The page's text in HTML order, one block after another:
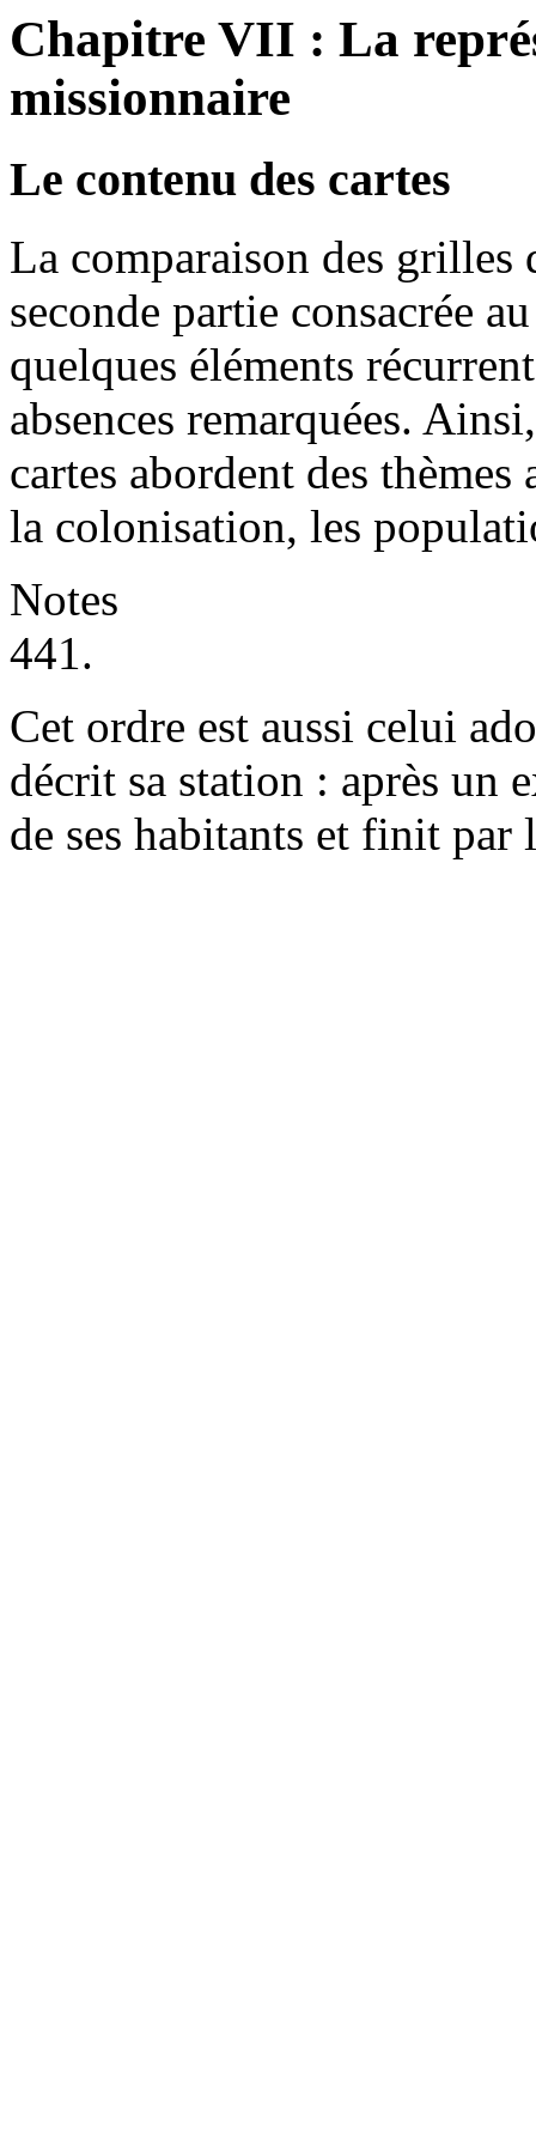
Chapitre VII : La
missionnaire
Le contenu des cartes
La comparaison des grilles
seconde partie consacrée
quelques éléments
absences remarquées.
cartes abordent des
la colonisation, les
Notes
441.
Cet ordre est aussi celui
décrit sa station : après un
de ses habitants et finit par